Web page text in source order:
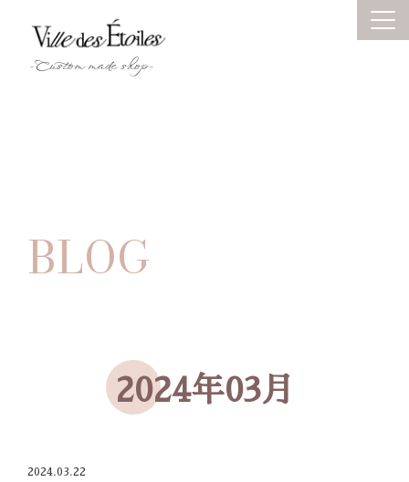
-Custom made shop-
HOME
ALBUM
ONLINE SHOP
BLOG
2024年03月
2024.03.22